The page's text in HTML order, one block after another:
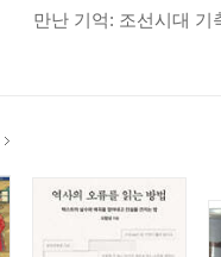
만난 기억: 조선시대 기